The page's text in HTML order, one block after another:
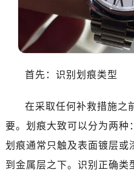
首先：识别划痕类型
在采取任何补救措施之
要。划痕大致可以分为两种
划痕通常只触及表面镀层或
到金属层之下。识别正确类